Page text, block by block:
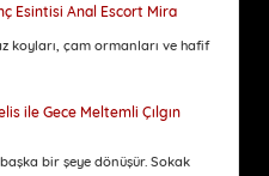
Esintisi Anal Escort Mira
koyları, çam ormanları ve hafif
ile Gece Meltemli Çılgın
bir şeye dönüşür. Sokak